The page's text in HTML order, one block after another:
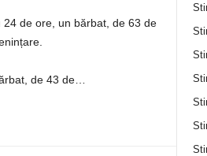
de ore, un bărbat, de 63 de
de 43 de…